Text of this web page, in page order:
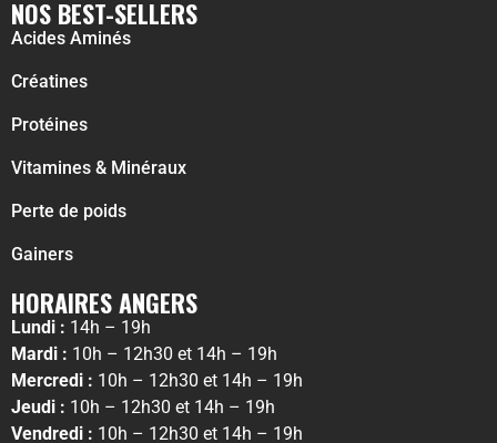
NOS BEST-SELLERS
Acides Aminés
Créatines
Protéines
Vitamines & Minéraux
Perte de poids
Gainers
HORAIRES ANGERS
Lundi : 14h – 19h
Mardi : 10h – 12h30 et 14h – 19h
Mercredi : 10h – 12h30 et 14h – 19h
Jeudi : 10h – 12h30 et 14h – 19h
Vendredi : 10h – 12h30 et 14h – 19h